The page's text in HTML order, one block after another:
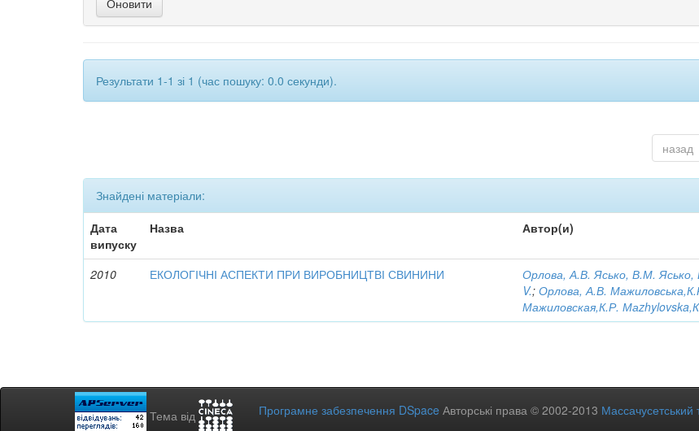
Результати 1-1 зі 1 (час пошуку: 0.0 секунди).
назад
Знайдені матеріали:
Дата
випуску
Назва Автор(и)
2010 ЕКОЛОГІЧНІ АСПЕКТИ ПРИ ВИРОБНИЦТВІ СВИНИНИ
Орлова, А.В. Ясько, В.М. Ясько,
V.;Орлова, А.В.
Мажиловская,К.Р.
Тема від Програмне забезпечення DSpace Авторські права © 2002-2013 Массачусетський